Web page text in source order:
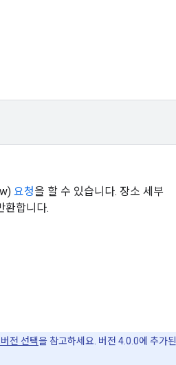
요청을 할 수 있습니다. 장소 세부
환합니다.
전 선택을 참고하세요. 버전 4.0.0에 추가된